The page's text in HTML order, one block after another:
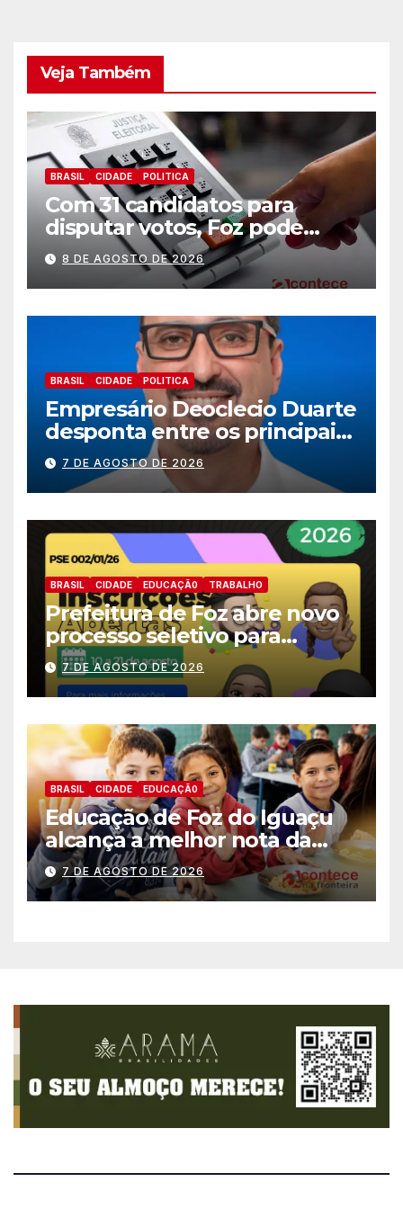
Veja Também
BRASIL CIDADE POLITICA
Com 31 candidatos para
disputar votos, Foz pode
perder representatividade
8 DE AGOSTO DE 2026
BRASIL CIDADE POLITICA
Empresário Deoclecio Duarte
desponta entre os principais
nomes do União Brasil para
deputado estadual
7 DE AGOSTO DE 2026
BRASIL CIDADE EDUCAÇÃ0 TRABALHO
Prefeitura de Foz abre novo
processo seletivo para
estagiários
7 DE AGOSTO DE 2026
BRASIL CIDADE EDUCAÇÃ0
Educação de Foz do Iguaçu
alcança a melhor nota da
história no IDEB
7 DE AGOSTO DE 2026